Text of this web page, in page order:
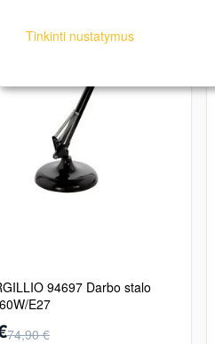
94697 Darbo stalo
E27
74,90 €
Tinkinti nustatymus